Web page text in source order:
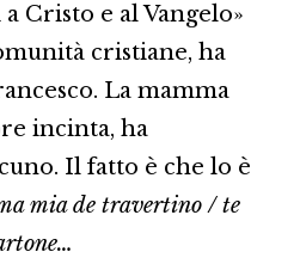
Cristo e al Vangelo»
cristiane, ha
La mamma
incinta, ha
Il fatto è che lo è
mia de travertino / te